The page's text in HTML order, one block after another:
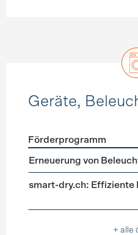
Geräte,
Förderprogramme
Förderprogramm
Erneuerung von
smart-dry.ch:
+ alle